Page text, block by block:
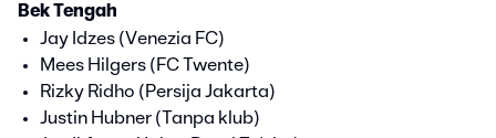
Bek Tengah
Jay Idzes (Venezia FC)
Mees Hilgers (FC Twente)
Rizky Ridho (Persija Jakarta)
Justin Hubner (Tanpa klub)